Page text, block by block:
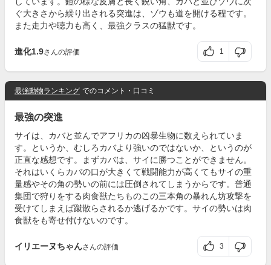
ぐ大きさから繰り出される突進は、ゾウも道を開ける程です。
また走力や聴力も高く、最強クラスの猛獣です。
進化1.9さんの評価 1
最強動物ランキング でのコメント・口コミ
最強の突進
サイは、カバと並んでアフリカの凶暴生物に数えられていま
す。というか、むしろカバより強いのではないか、というのが
正直な感想です。まずカバは、サイに勝つことができません。
それはいくらカバの口が大きくて戦闘能力が高くてもサイの重
量感やその角の勢いの前には圧倒されてしまうからです。普通
集団で狩りをする肉食獣たちものこの三本角の暴れん坊攻撃を
受けてしまえば蹴散らされるか逃げるかです。サイの勢いは肉
食獣をも寄せ付けないのです。
イリエーヌちゃんさんの評価 3